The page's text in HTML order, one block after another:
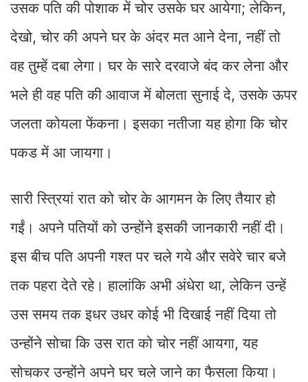
उसक पति की पोशाक में चोर उसके घर आयेगा; लेकिन,
देखो, चोर की अपने घर के अंदर मत आने देना, नहीं तो
वह तुम्हें दबा लेगा। घर के सारे दरवाजे बंद कर लेना और
भले ही वह पति की आवाज में बोलता सुनाई दे, उसके ऊपर
जलता कोयला फेंकना। इसका नतीजा यह होगा कि चोर
पकड में आ जायगा।
सारी स्त्रियां रात को चोर के आगमन के लिए तैयार हो
गईं। अपने पतियों को उन्होंने इसकी जानकारी नहीं दी।
इस बीच पति अपनी गश्त पर चले गये और सवेरे चार बजे
तक पहरा देते रहे। हालांकि अभी अंधेरा था, लेकिन उन्हें
उस समय तक इधर उधर कोई भी दिखाई नहीं दिया तो
उन्होंने सोचा कि उस रात को चोर नहीं आयगा, यह
सोचकर उन्होंने अपने घर चले जाने का फैसला किया।